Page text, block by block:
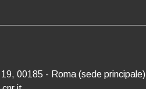
19, 00185 - Roma (sede principale)